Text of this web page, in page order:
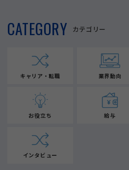
CATEGORY カテゴリー
キャリア・転職 業界動向
お役立ち 給与
インタビュー